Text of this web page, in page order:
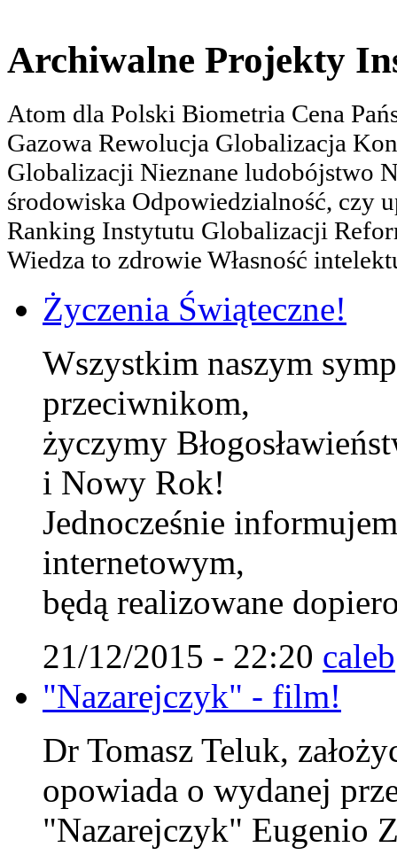
Archiwalne Projekty
Atom dla Polski Biometria Cena
Gazowa Rewolucja Globalizacja
Globalizacji Nieznane ludobójstwo
środowiska Odpowiedzialność, czy
Ranking Instytutu Globalizacji
Wiedza to zdrowie Własność
Życzenia Świąteczne!
Wszystkim naszym
przeciwnikom,
życzymy
i Nowy Rok!
Jednocześnie
internetowym,
będą realizowane
21/12/2015 - 22:20 caleb
"Nazarejczyk" - film!
Dr Tomasz Teluk,
opowiada o wydanej
"Nazarejczyk" Eugenio